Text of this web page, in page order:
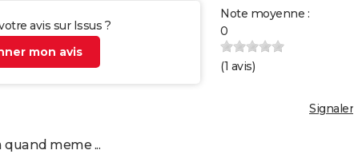
avis sur Issus ?
mon avis
Note moyenne :
0
(1 avis)
Signaler
quand meme ...